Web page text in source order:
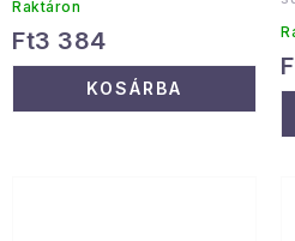
Raktáron
Ft3 384
KOSÁRBA